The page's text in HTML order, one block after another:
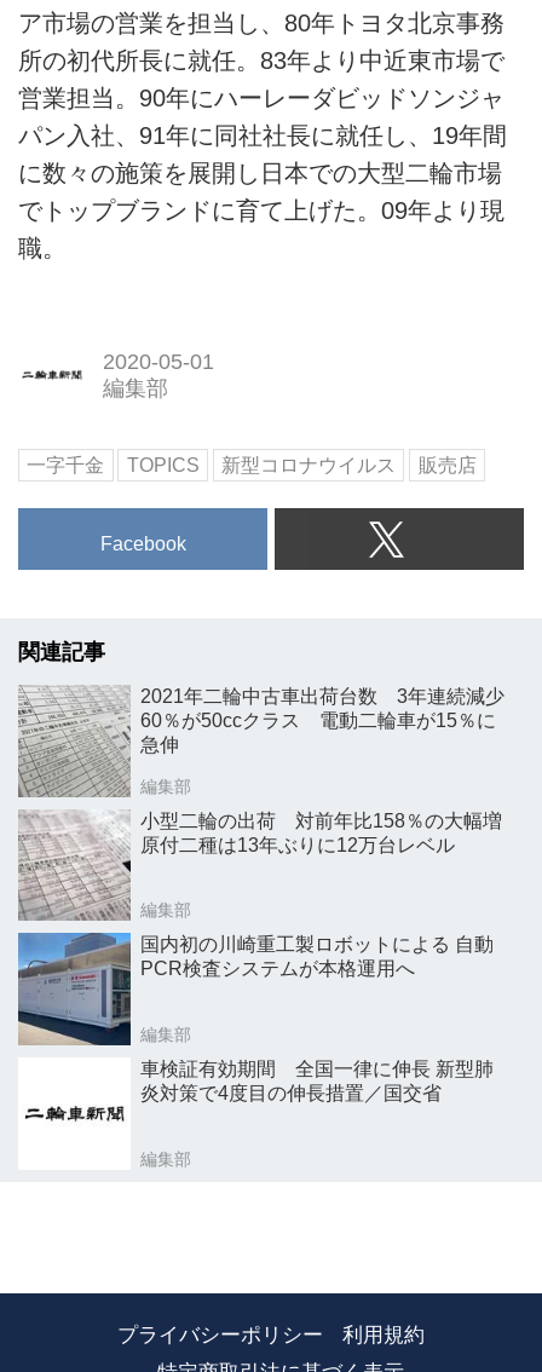
ア市場の営業を担当し、80年トヨタ北京事務
所の初代所長に就任。83年より中近東市場で
営業担当。90年にハーレーダビッドソンジャ
パン入社、91年に同社社長に就任し、19年間
に数々の施策を展開し日本での大型二輪市場
でトップブランドに育て上げた。09年より現
職。
2020-05-01
編集部
一字千金 TOPICS 新型コロナウイルス 販売店
Facebook
関連記事
2021年二輪中古車出荷台数 3年連続減少
60％が50ccクラス 電動二輪車が15％に
急伸
編集部
小型二輪の出荷 対前年比158％の大幅増
原付二種は13年ぶりに12万台レベル
編集部
国内初の川崎重工製ロボットによる 自動
PCR検査システムが本格運用へ
編集部
車検証有効期間 全国一律に伸長 新型肺
炎対策で4度目の伸長措置／国交省
編集部
プライバシーポリシー
利用規約